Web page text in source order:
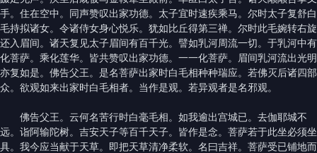
手。住在空中。同声赞叹出家功德。太子宜时速疾乘马。尔时太子复舒白
毛持拟诸女。令诸侍女身心悦乐。犹如比丘得第三禅。尔时此毛婉转右旋
还入眉间。诸天复见太子眉间有百千光。譬如乳河周流一切。于乳河中有
化菩萨。乘化莲华。皆共赞叹出家功德。一一化菩萨。眉间乳河流出光明
亦复如是。佛告父王。是名菩萨出家时白毛相种种瑞应。若佛灭后诸四部
众。欲观如来出家时白毛相者。当作是观。若异观者是名邪观。
佛告父王。云何名苦行时白毫毛相。如我逾出宫城已。去伽耶城不
远。诣阿输陀树。吉安天子等百千天子。皆作是念。菩萨若于此坐必须坐
具。我今应当献于天草。即把天草清净柔软。名曰吉祥。菩萨受已铺地而